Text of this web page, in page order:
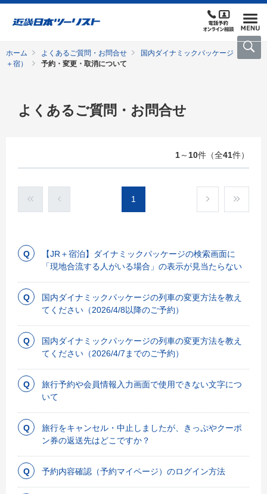
ホーム よくあるご質問・お問合せ
国内ダイナミックパッケージ（交通
＋宿）
予約・変更・取消について
よくあるご質問・お問合せ
1～ 10件（全41件）
1
【JR＋宿泊】ダイナミックパッケージの検索画面に
「現地合流する人がいる場合」の表示が見当たらない
国内ダイナミックパッケージの列車の変更方法を教え
てください（2026/4/8以降のご予約）
国内ダイナミックパッケージの列車の変更方法を教え
てください（2026/4/7までのご予約）
旅行予約や会員情報入力画面で使用できない文字につ
いて
旅行をキャンセル・中止しましたが、きっぷやクーポ
ン券の返送先はどこですか？
予約内容確認（予約マイページ）のログイン方法